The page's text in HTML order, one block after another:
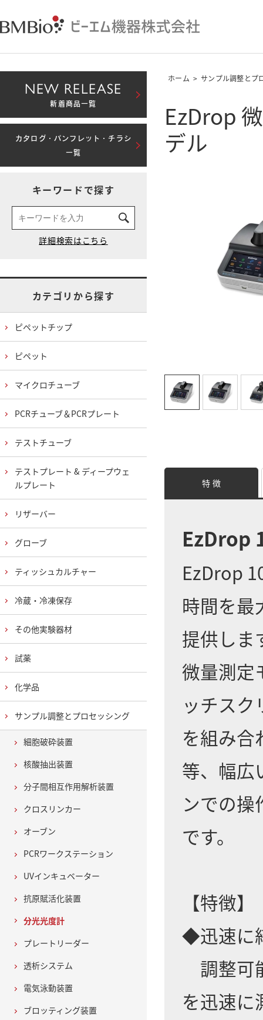
ホーム > サンプル調整とプ
EzDrop
デル
特 徴
EzDrop
EzDrop
時間を最
提供しま
微量測定
ッチス
を組み合
等、幅広
ンでの
です。
【特徴】
◆迅速に
調整可
を迅速に
NEW RELEASE
新着商品一覧
カタログ・パンフレット・チラシ
一覧
キーワードで探す
カテゴリから探す
ピペットチップ
ピペット
マイクロチューブ
PCRチューブ＆PCRプレート
テストチューブ
テストプレート & ディープウェ
ルプレート
リザーバー
グローブ
ティッシュカルチャー
冷蔵・冷凍保存
その他実験器材
試薬
化学品
サンプル調整とプロセッシング
細胞破砕装置
核酸抽出装置
分子間相互作用解析装置
クロスリンカー
オーブン
PCRワークステーション
UVインキュベーター
抗原賦活化装置
分光光度計
プレートリーダー
透析システム
電気泳動装置
ブロッティング装置